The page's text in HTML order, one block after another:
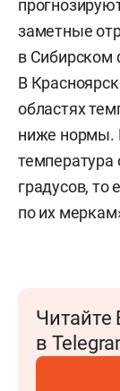
заметные
в Сибирском
В
областях
ниже нормы.
градусов, то
по их
Читайте
в